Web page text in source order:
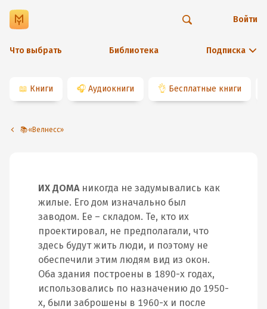
Что выбрать Библиотека Подписка
Войти
📖 Книги 🎧 Аудиокниги 👌 Бесплатные книги
📚«Велнесс»
ИХ ДОМА никогда не задумывались как
жилые. Его дом изначально был
заводом. Ее – складом. Те, кто их
проектировал, не предполагали, что
здесь будут жить люди, и поэтому не
обеспечили этим людям вид из окон.
Оба здания построены в 1890-х годах,
использовались по назначению до 1950-
х, были заброшены в 1960-х и после